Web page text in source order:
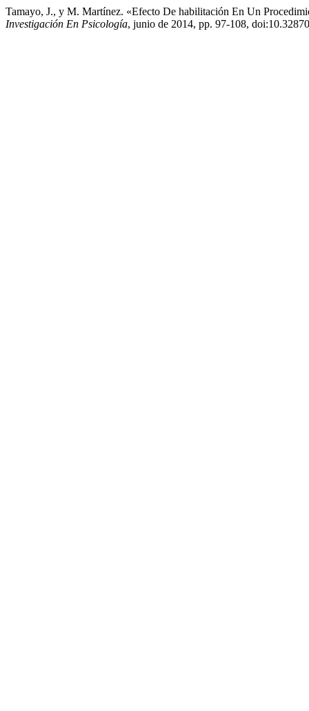
Tamayo, J., y M. Martínez. «Efecto De habilitación En Un
Investigación En Psicología, junio de 2014, pp. 97-108,